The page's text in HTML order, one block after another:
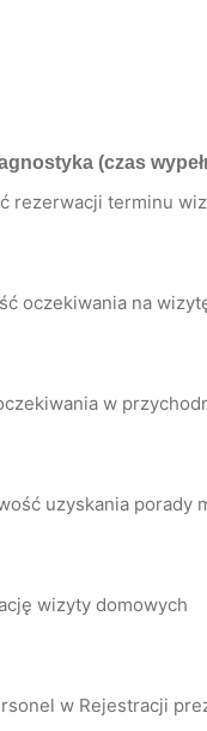
(czas
rezerwacji terminu
oczekiwania na
w
uzyskania porady
wizyty domowych
w Rejestracji